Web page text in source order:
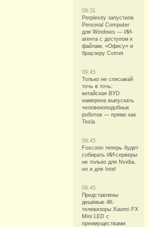
09:31
Perplexity запустила
Personal Computer
для Windows — ИИ-
агента с доступом к
файлам, «Офису» и
браузеру Comet
09:45
Только не списывай
точь в точь:
китайская BYD
намерена выпускать
человекоподобных
роботов — прямо как
Tesla
09:45
Foxconn теперь будет
собирать ИИ-серверы
не только для Nvidia,
но и для Intel
09:45
Представлены
дешёвые 4K-
телевизоры Xiaomi FX
Mini LED с
преимуществами